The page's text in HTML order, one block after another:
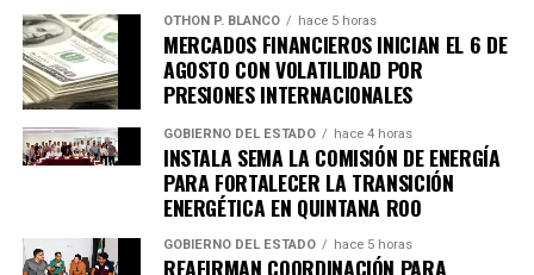
OTHON P. BLANCO hace 5 horas
MERCADOS FINANCIEROS INICIAN EL 6 DE
AGOSTO CON VOLATILIDAD POR
PRESIONES INTERNACIONALES
GOBIERNO DEL ESTADO hace 4 horas
INSTALA SEMA LA COMISIÓN DE ENERGÍA
PARA FORTALECER LA TRANSICIÓN
ENERGÉTICA EN QUINTANA ROO
GOBIERNO DEL ESTADO hace 5 horas
REAFIRMAN COORDINACIÓN PARA